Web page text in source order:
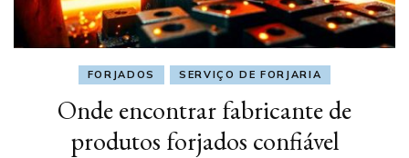
FORJADOS SERVIÇO DE FORJARIA
Onde encontrar fabricante de
produtos forjados confiável